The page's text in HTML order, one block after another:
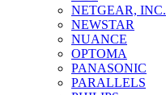
NETGEAR, INC.
NEWSTAR
NUANCE
OPTOMA
PANASONIC
PARALLELS